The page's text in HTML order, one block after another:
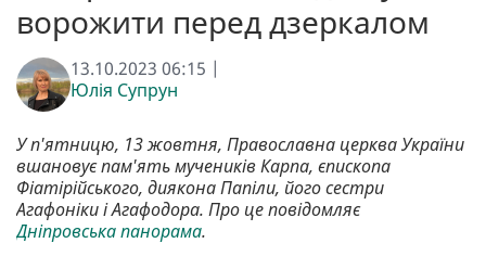
ворожити перед дзеркалом
13.10.2023 06:15 |
Юлія Супрун
У п'ятницю, 13 жовтня, Православна церква України
вшановує пам'ять мучеників Карпа, єпископа
Фіатірійського, диякона Папіли, його сестри
Агафоніки і Агафодора. Про це повідомляє
Дніпровська панорама.